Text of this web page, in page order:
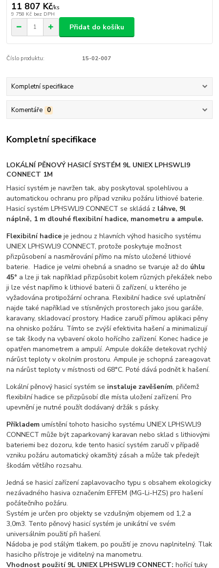
11 807 Kč/ks
9 758 Kč bez DPH
Přidat do košíku
Číslo produktu: 15-02-007
Kompletní specifikace
Komentáře 0
Kompletní specifikace
LOKÁLNÍ PĚNOVÝ HASICÍ SYSTÉM 9L UNIEX LPHSWLI9
CONNECT 1M
Hasicí systém je navržen tak, aby poskytoval spolehlivou a
automatickou ochranu pro případ vzniku požáru lithiové baterie.
Hasicí systém LPHSWLI9 CONNECT se skládá z láhve, 9l
náplně, 1 m dlouhé flexibilní hadice, manometru a ampule.
Flexibilní hadice je jednou z hlavních výhod hasicího systému
UNIEX LPHSWLI9 CONNECT, protože poskytuje možnost
přizpůsobení a nasměrování přímo na místo uložené lithiové
baterie. Hadice je velmi ohebná a snadno se tvaruje až do úhlu
45° a lze ji tak například přizpůsobit kolem různých překážek nebo
ji lze vést napřímo k lithiové baterii či zařízení, u kterého je
vyžadována protipožární ochrana. Flexibilní hadice své uplatnění
najde také například ve stísněných prostorech jako jsou garáže,
karavany, skladovací prostory. Hadice zaručí přímou aplikaci pěny
na ohnisko požáru. Tímto se zvýší efektivita hašení a minimalizují
se tak škody na vybavení okolo hořícího zařízení. Konec hadice je
opatřen manometrem a ampulí. Ampule dokáže detekovat rychlý
nárůst teploty v okolním prostoru. Ampule je schopná zareagovat
na nárůst teploty v místnosti od 68°C. Poté dává podnět k hašení.
Lokální pěnový hasicí systém se instaluje zavěšením, přičemž
flexibilní hadice se přizpůsobí dle místa uložení zařízení. Pro
upevnění je nutné použít dodávaný držák s pásky.
Příkladem umístění tohoto hasicího systému UNIEX LPHSWLI9
CONNECT může být zaparkovaný karavan nebo sklad s lithiovými
bateriemi bez dozoru, kde tento hasicí systém zaručí v případě
vzniku požáru automatický okamžitý zásah a může tak předejít
škodám většího rozsahu.
Jedná se hasicí zařízení zaplavovacího typu s obsahem ekologicky
nezávadného hasiva označením EFFEM (MG-Li-HZS) pro hašení
počátečního požáru.
Systém je určen pro objekty se vzdušným objemem od 1,2 a
3,0m3. Tento pěnový hasicí systém je unikátní ve svém
universálním použití při hašení.
Nádoba je pod stálým tlakem, po použití je znovu naplnitelný. Tlak
hasicího přístroje je viditelný na manometru.
Vhodnost použití 9L UNIEX LPHSWLI9 CONNECT: hořící tuky